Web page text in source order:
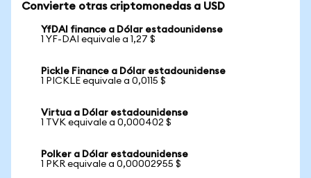
Convierte otras criptomonedas a USD
YfDAI finance a Dólar estadounidense
1 YF-DAI equivale a 1,27 $
Pickle Finance a Dólar estadounidense
1 PICKLE equivale a 0,0115 $
Virtua a Dólar estadounidense
1 TVK equivale a 0,000402 $
Polker a Dólar estadounidense
1 PKR equivale a 0,00002955 $